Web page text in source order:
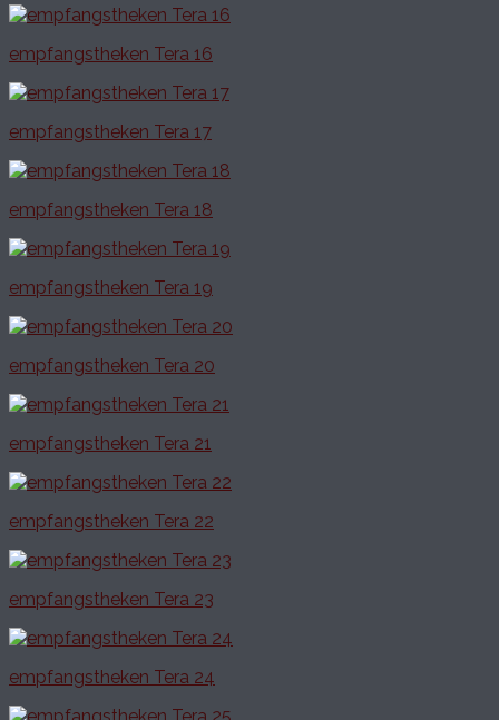
empfangstheken Tera 16
empfangstheken Tera 17
empfangstheken Tera 18
empfangstheken Tera 19
empfangstheken Tera 20
empfangstheken Tera 21
empfangstheken Tera 22
empfangstheken Tera 23
empfangstheken Tera 24